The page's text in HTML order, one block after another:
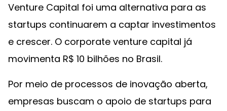
Venture Capital foi uma alternativa para as
startups continuarem a captar investimentos
e crescer. O corporate venture capital já
movimenta R$ 10 bilhões no Brasil.
Por meio de processos de inovação aberta,
empresas buscam o apoio de startups para